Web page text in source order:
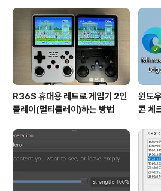
R36S 휴대용 레트로 게임기 2인
플레이(멀티플레이)하는 방법
윈도
콘 체